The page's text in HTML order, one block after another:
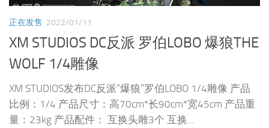
正在发售 2022/01/11
XM STUDIOS DC反派 罗伯LOBO 爆狼THE
WOLF 1/4雕像
XM STUDIOS发布DC反派“爆狼”罗伯LOBO 1/4雕像 产品
比例：1/4 产品尺寸：高70cm*长90cm*宽45cm 产品重
量：23kg 产品配件： 互换头雕3个 互换...